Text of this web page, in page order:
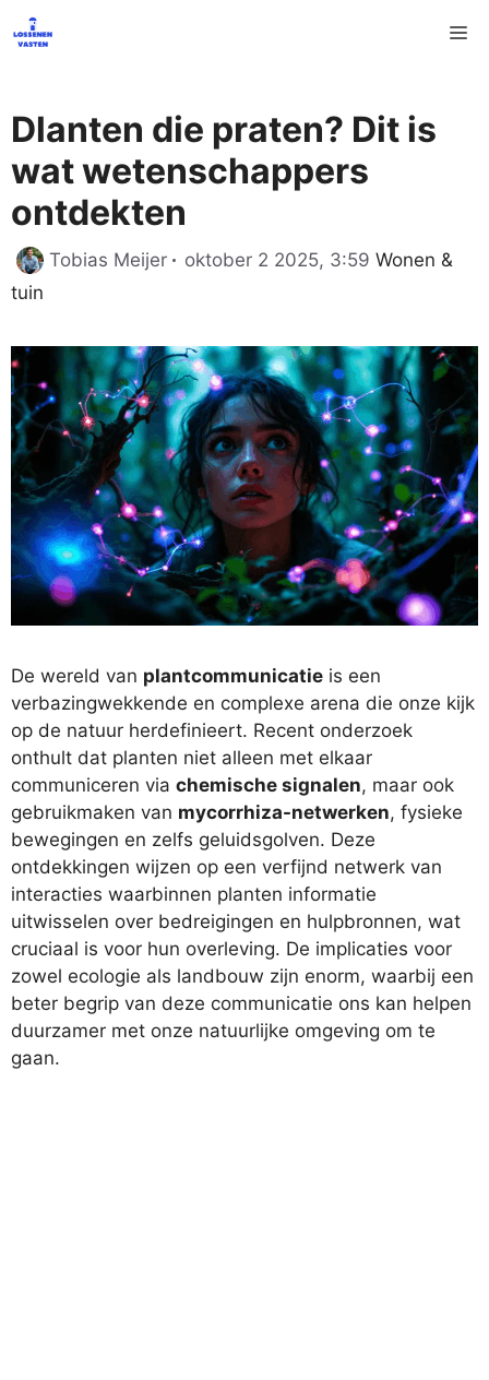
naar
Dlanten die praten? Dit is
wat wetenschappers
ontdekten
Tobias Meijer oktober 2 2025, 3:59 Categorieën
Wonen &
tuin
De wereld van plantcommunicatie is een
verbazingwekkende en complexe arena die onze kijk
op de natuur herdefinieert. Recent onderzoek
onthult dat planten niet alleen met elkaar
communiceren via chemische signalen, maar ook
gebruikmaken van mycorrhiza-netwerken, fysieke
bewegingen en zelfs geluidsgolven. Deze
ontdekkingen wijzen op een verfijnd netwerk van
interacties waarbinnen planten informatie
uitwisselen over bedreigingen en hulpbronnen, wat
cruciaal is voor hun overleving. De implicaties voor
zowel ecologie als landbouw zijn enorm, waarbij een
beter begrip van deze communicatie ons kan helpen
duurzamer met onze natuurlijke omgeving om te
gaan.